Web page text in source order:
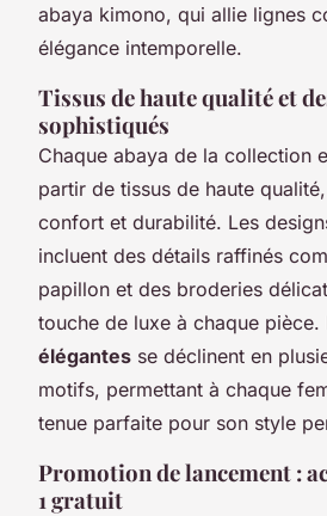
abaya kimono, qui allie lignes
élégance intemporelle.
Tissus de haute qualité et
sophistiqués
Chaque abaya de la collection
partir de tissus de haute
confort et durabilité. Les
incluent des détails raffinés
papillon et des broderies
touche de luxe à chaque pièce.
élégantes se déclinent en
motifs, permettant à chaque
tenue parfaite pour son style
Promotion de lancement :
1 gratuit